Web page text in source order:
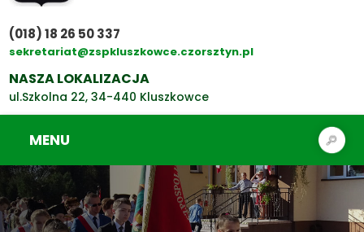
(018) 18 26 50 337
sekretariat@zspkluszkowce.czorsztyn.pl
NASZA LOKALIZACJA
ul.Szkolna 22, 34-440 Kluszkowce
MENU